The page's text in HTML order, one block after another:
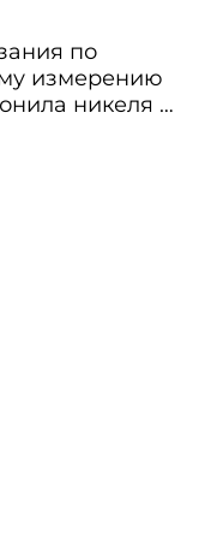
по
измерению
никеля в